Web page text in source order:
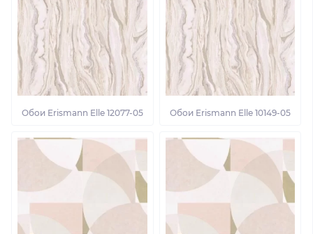
Обои Erismann Elle 12077-05 Обои Erismann Elle 10149-05